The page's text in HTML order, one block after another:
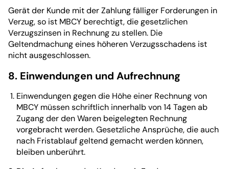
Gerät der Kunde mit der Zahlung fälliger Forderungen in
Verzug, so ist MBCY berechtigt, die gesetzlichen
Verzugszinsen in Rechnung zu stellen. Die
Geltendmachung eines höheren Verzugsschadens ist
nicht ausgeschlossen.
8. Einwendungen und Aufrechnung
Einwendungen gegen die Höhe einer Rechnung von
MBCY müssen schriftlich innerhalb von 14 Tagen ab
Zugang der den Waren beigelegten Rechnung
vorgebracht werden. Gesetzliche Ansprüche, die auch
nach Fristablauf geltend gemacht werden können,
bleiben unberührt.